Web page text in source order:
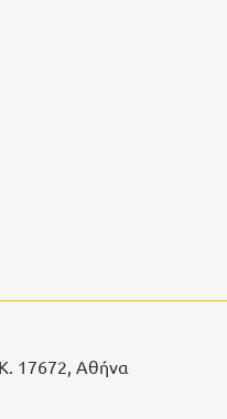
17672, Αθήνα